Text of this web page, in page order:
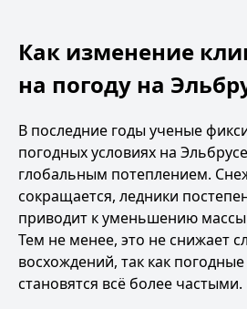
Как изменение
на погоду на
В последние годы ученые
погодных условиях на
глобальным потеплением.
сокращается, ледники
приводит к уменьшению
Тем не менее, это не снижает
восхождений, так как
становятся всё более частыми.